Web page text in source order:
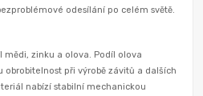
odesílání po celém světě.
zinku a olova. Podíl olova
při výrobě závitů a dalších
nabízí stabilní mechanickou